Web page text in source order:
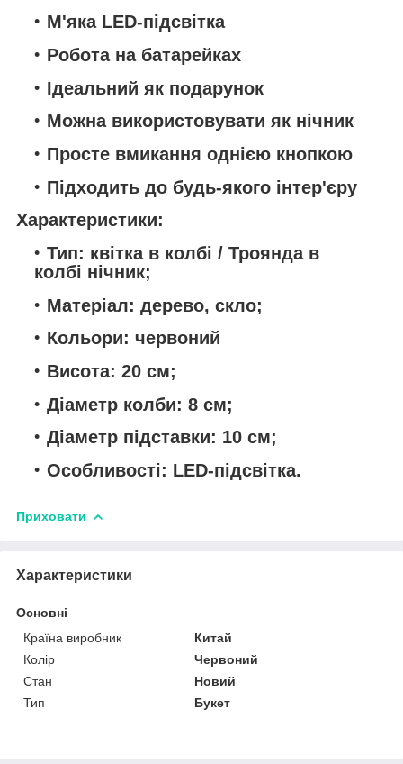
М'яка LED-підсвітка
Робота на батарейках
Ідеальний як подарунок
Можна використовувати як нічник
Просте вмикання однією кнопкою
Підходить до будь-якого інтер'єру
Характеристики:
Тип: квітка в колбі / Троянда в
колбі нічник;
Матеріал: дерево, скло;
Кольори: червоний
Висота: 20 см;
Діаметр колби: 8 см;
Діаметр підставки: 10 см;
Особливості: LED-підсвітка.
Приховати
Характеристики
Основні
Країна виробник
Китай
Колір
Червоний
Стан
Новий
Тип
Букет